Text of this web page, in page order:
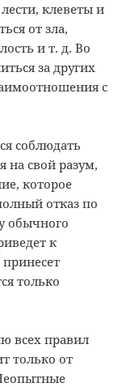
клеветы и
от зла,
и т. д. Во
за других
с
соблюдать
на свой разум,
которое
отказ по
обычного
к
принесет
только
всех правил
только от